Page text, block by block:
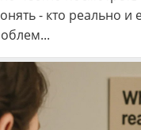
- кто реально и